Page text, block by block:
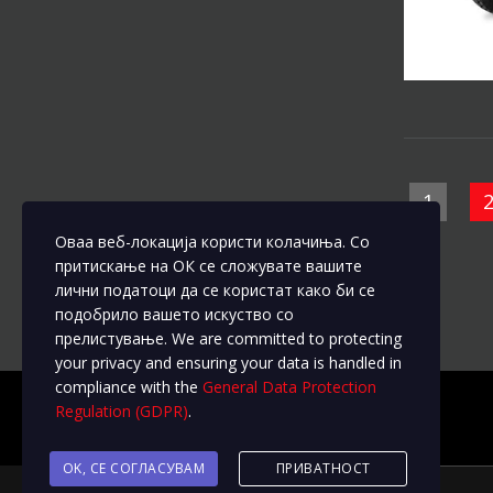
1 2
Оваа веб-локација користи колачиња. Со
притискање на ОК се сложувате вашите
лични податоци да се користат како би се
подобрило вашето искуство со
прелистување. We are committed to protecting
your privacy and ensuring your data is handled in
compliance with the General Data Protection
Regulation (GDPR).
OK, СЕ СОГЛАСУВАМ ПРИВАТНОСТ